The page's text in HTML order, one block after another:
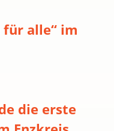
für alle“ im
die erste